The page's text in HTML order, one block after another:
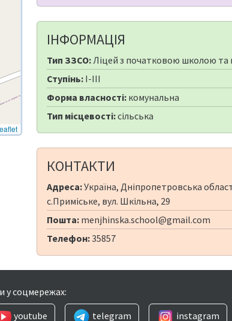
ІНФОРМАЦІЯ
Тип ЗЗСО:Ліцей з початковою школою та
Ступінь: I-III
Форма власності: комунальна
Тип місцевості:сільська
КОНТАКТИ
Адреса:Україна, Дніпропетровська
с.Приміське, вул. Шкільна, 29
Пошта: menjhinska.school@gmail.com
Телефон:35857
у соцмережах:
youtube telegram instagram